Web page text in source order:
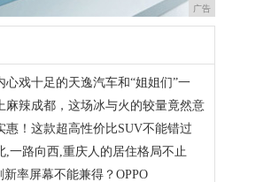
广告
心戏十足的天逸汽车和“姐姐们”一
麻辣成都，这场冰与火的较量竟然意
惠！这款超高性价比SUV不能错过
,一路向西,重庆人的居住格局不止
新率屏幕不能兼得？OPPO